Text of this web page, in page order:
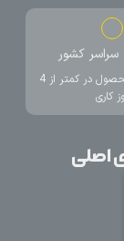
سراسر کشور
ارسال سریع محصول در کمتر از 4
کاری
اصلی